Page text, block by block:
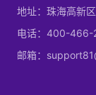
地址：珠海高新
电话：400-466-
邮箱：